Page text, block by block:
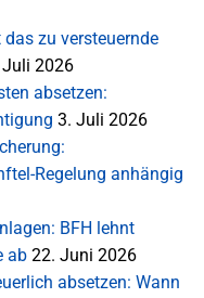
das zu versteuernde
2026
absetzen:
3. Juli 2026
Regelung anhängig
BFH lehnt
ab 22. Juni 2026
absetzen: Wann